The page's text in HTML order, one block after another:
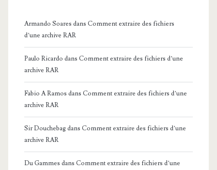
Armando Soares dans Comment extraire des fichiers
d’une archive RAR
Paulo Ricardo dans Comment extraire des fichiers d’une
archive RAR
Fabio A Ramos dans Comment extraire des fichiers d’une
archive RAR
Sir Douchebagdans Comment extraire des fichiers d’une
archive RAR
Du Gammes dans Comment extraire des fichiers d’une